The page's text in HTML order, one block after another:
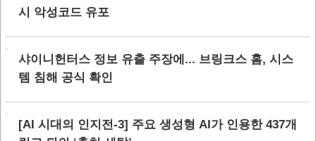
시 악성코드 유포
샤이니헌터스 정보 유출 주장에... 브링크스 홈, 시스
템 침해 공식 확인
[AI 시대의 인지전-3] 주요 생성형 AI가 인용한 437개